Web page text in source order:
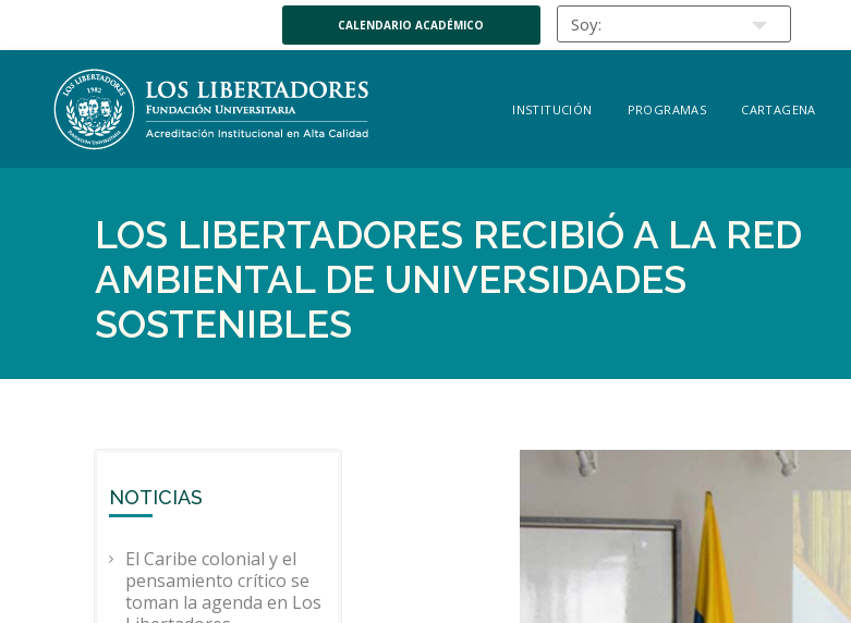
CALENDARIO ACADÉMICO
INSTITUCIÓN PROGRAMAS CARTAGENA
LOS LIBERTADORES RECIBIÓ A LA RED
AMBIENTAL DE UNIVERSIDADES
SOSTENIBLES
NOTICIAS
El Caribe colonial y el
pensamiento crítico se
toman la agenda en Los